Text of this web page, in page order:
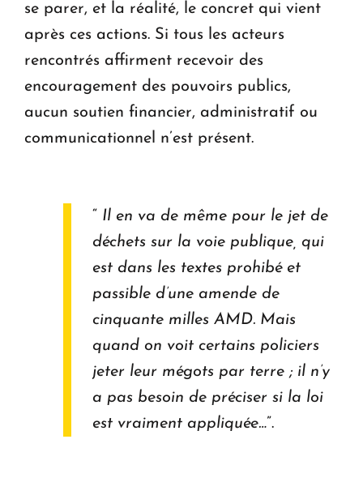
se parer, et la réalité, le concret qui vient
après ces actions. Si tous les acteurs
rencontrés affirment recevoir des
encouragement des pouvoirs publics,
aucun soutien financier, administratif ou
communicationnel n’est présent.
“ Il en va de même pour le jet de
déchets sur la voie publique, qui
est dans les textes prohibé et
passible d’une amende de
cinquante milles AMD. Mais
quand on voit certains policiers
jeter leur mégots par terre ; il n’y
a pas besoin de préciser si la loi
est vraiment appliquée…”.